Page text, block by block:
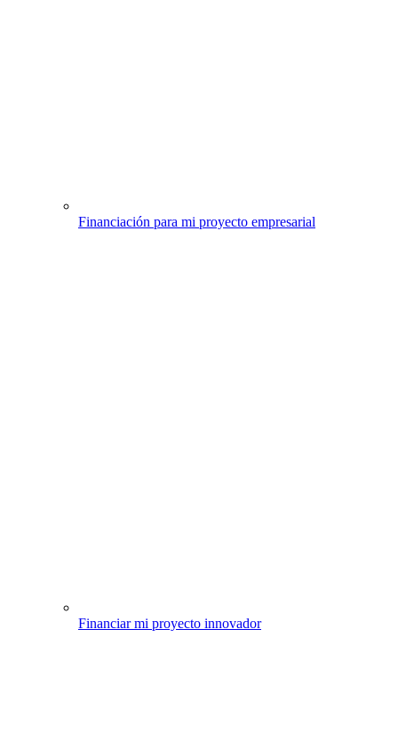
Financiación para mi proyecto empresarial
Financiar mi proyecto innovador